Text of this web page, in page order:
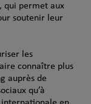
qui permet aux
soutenir leur
les
connaître plus
auprès de
qu’à